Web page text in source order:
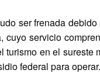
ser frenada
cuyo servicio
en el
federal para operar.